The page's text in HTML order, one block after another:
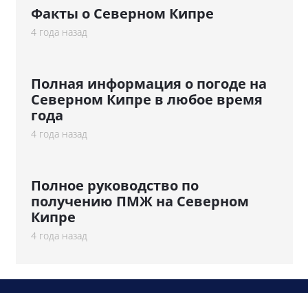
Факты о Северном Кипре
4 года назад
Полная информация о погоде на
Северном Кипре в любое время
года
4 года назад
Полное руководство по
получению ПМЖ на Северном
Кипре
4 года назад